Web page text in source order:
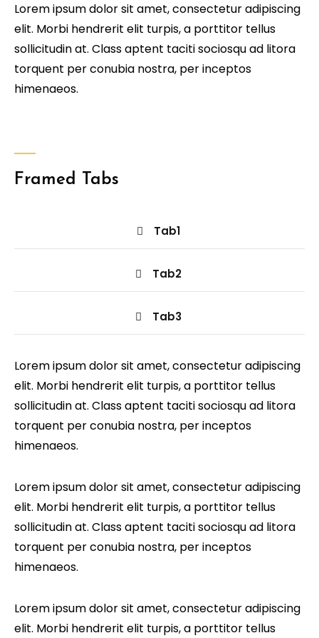
Lorem ipsum dolor sit amet, consectetur adipiscing
elit. Morbi hendrerit elit turpis, a porttitor tellus
sollicitudin at. Class aptent taciti sociosqu ad litora
torquent per conubia nostra, per inceptos
himenaeos.
Framed Tabs
Tab1
Tab2
Tab3
Lorem ipsum dolor sit amet, consectetur adipiscing
elit. Morbi hendrerit elit turpis, a porttitor tellus
sollicitudin at. Class aptent taciti sociosqu ad litora
torquent per conubia nostra, per inceptos
himenaeos.
Lorem ipsum dolor sit amet, consectetur adipiscing
elit. Morbi hendrerit elit turpis, a porttitor tellus
sollicitudin at. Class aptent taciti sociosqu ad litora
torquent per conubia nostra, per inceptos
himenaeos.
Lorem ipsum dolor sit amet, consectetur adipiscing
elit. Morbi hendrerit elit turpis, a porttitor tellus